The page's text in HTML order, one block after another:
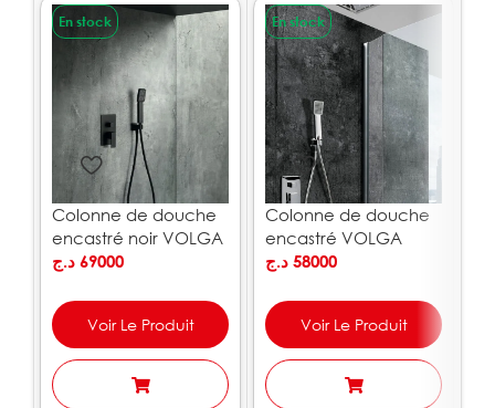
En stock
Colonne de douche
encastré noir VOLGA
IMEX69000 د.ج
Voir Le Produit
En stock
Colonne de douche
encastré VOLGA
IMEX58000 د.ج
Voir Le Produit